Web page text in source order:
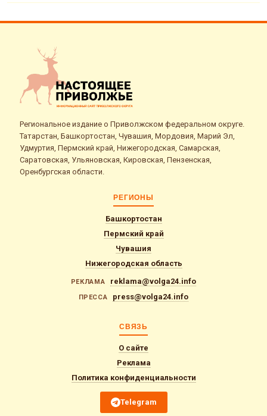
Региональное издание о Приволжском федеральном округе.
Татарстан, Башкортостан, Чувашия, Мордовия, Марий Эл,
Удмуртия, Пермский край, Нижегородская, Самарская,
Саратовская, Ульяновская, Кировская, Пензенская,
Оренбургская области.
РЕГИОНЫ
Башкортостан
Пермский край
Чувашия
Нижегородская область
РЕКЛАМА reklama@volga24.info
ПРЕССА press@volga24.info
СВЯЗЬ
О сайте
Реклама
Политика конфиденциальности
Telegram